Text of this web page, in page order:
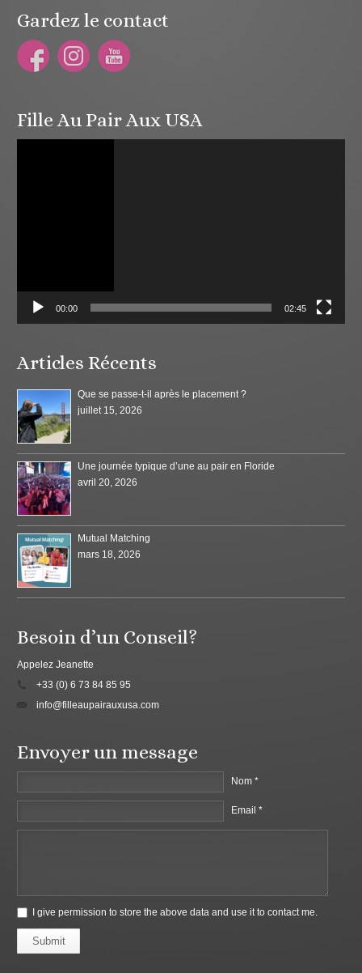
Gardez le contact
Fille Au Pair Aux USA
00:00 02:45
Articles Récents
Que se passe-t-il après le placement ?
juillet 15, 2026
Une journée typique d’une au pair en Floride
avril 20, 2026
Mutual Matching
mars 18, 2026
Besoin d’un Conseil?
Appelez Jeanette
+33 (0) 6 73 84 85 95
info@filleaupairauxusa.com
Envoyer un message
Nom *
Email *
I give permission to store the above data and use it to contact me.
Submit